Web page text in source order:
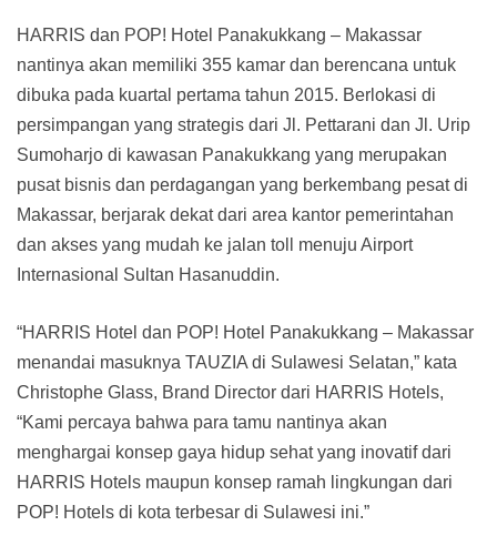
HARRIS dan POP! Hotel Panakukkang – Makassar
nantinya akan memiliki 355 kamar dan berencana untuk
dibuka pada kuartal pertama tahun 2015. Berlokasi di
persimpangan yang strategis dari Jl. Pettarani dan Jl. Urip
Sumoharjo di kawasan Panakukkang yang merupakan
pusat bisnis dan perdagangan yang berkembang pesat di
Makassar, berjarak dekat dari area kantor pemerintahan
dan akses yang mudah ke jalan toll menuju Airport
Internasional Sultan Hasanuddin.
“HARRIS Hotel dan POP! Hotel Panakukkang – Makassar
menandai masuknya TAUZIA di Sulawesi Selatan,” kata
Christophe Glass, Brand Director dari HARRIS Hotels,
“Kami percaya bahwa para tamu nantinya akan
menghargai konsep gaya hidup sehat yang inovatif dari
HARRIS Hotels maupun konsep ramah lingkungan dari
POP! Hotels di kota terbesar di Sulawesi ini.”